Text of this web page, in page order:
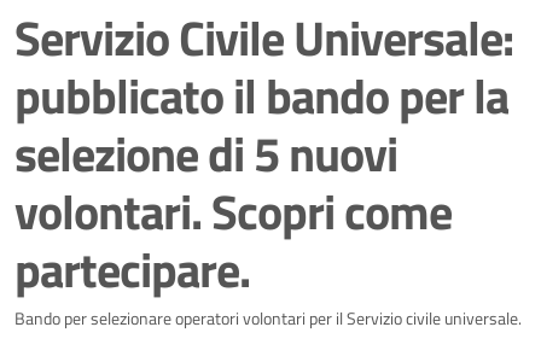
Servizio Civile Universale:
pubblicato il bando per la
selezione di 5 nuovi
volontari. Scopri come
partecipare.
Dettagli della notizia
Bando per selezionare operatori volontari per il Servizio civile universale.